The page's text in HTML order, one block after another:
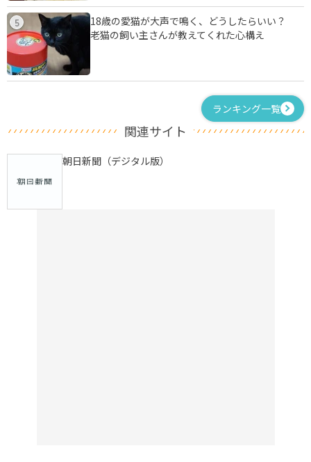
5
18歳の愛猫が大声で鳴く、どうしたらいい？
老猫の飼い主さんが教えてくれた心構え
ランキング一覧
関連サイト
朝日新聞（デジタル版）